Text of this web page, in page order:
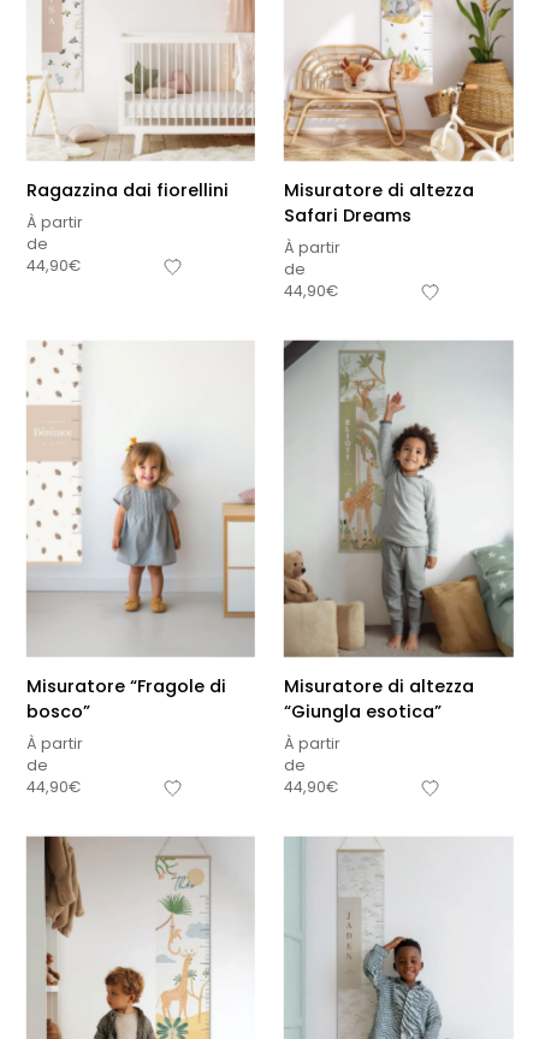
Ragazzina dai fiorellini
À partir
de
44,90€
Misuratore di altezza
Safari Dreams
À partir
de
44,90€
Misuratore “Fragole di
bosco”
À partir
de
44,90€
Misuratore di altezza
“Giungla esotica”
À partir
de
44,90€